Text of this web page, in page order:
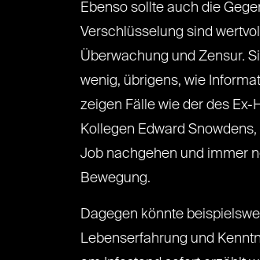
Ebenso sollte auch die
Verschlüsselung sind
Überwachung und Zensur.
wenig, übrigens, wie
zeigen Fälle wie der des
Kollegen Edward
Job nachgehen und immer
Bewegung.
Dagegen könnte
Lebenserfahrung und